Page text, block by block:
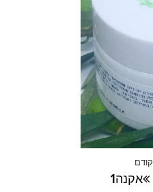
הפוסט
הקודם
קודם
אקנה1